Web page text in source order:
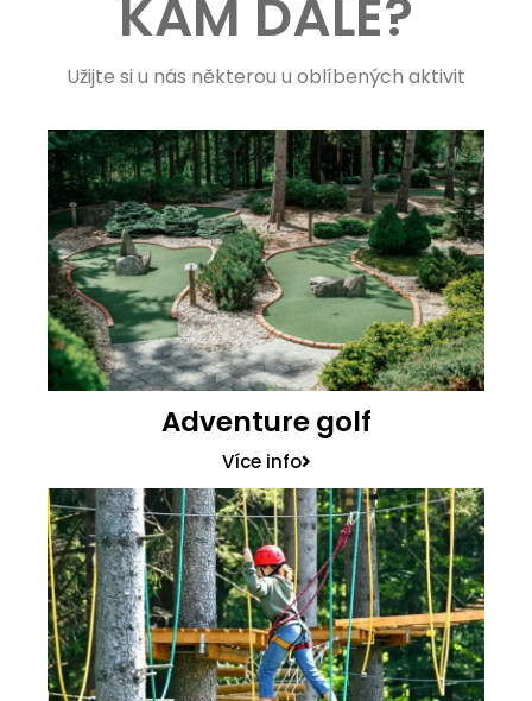
KAM DÁLE?
Užijte si u nás některou u oblíbených aktivit
Adventure golf
Více info